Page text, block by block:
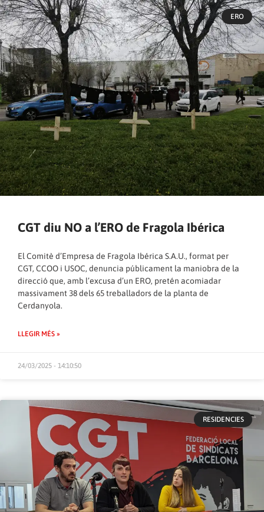
ERO
CGT diu NO a l’ERO de Fragola Ibérica
El Comitè d’Empresa de Fragola Ibérica S.A.U., format per
CGT, CCOO i USOC, denuncia públicament la maniobra de la
direcció que, amb l’excusa d’un ERO, pretén acomiadar
massivament 38 dels 65 treballadors de la planta de
Cerdanyola.
LLEGIR MÉS »
24/03/2025 - 14:10:50
RESIDENCIES